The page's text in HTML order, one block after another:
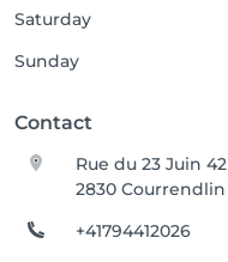
Saturday
Sunday
Contact
Rue du 23 Juin 42
2830 Courrendlin
+41794412026